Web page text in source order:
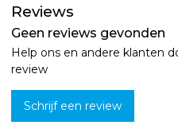
Reviews
Geen reviews gevonden
Help ons en andere klanten
review
Schrijf een review